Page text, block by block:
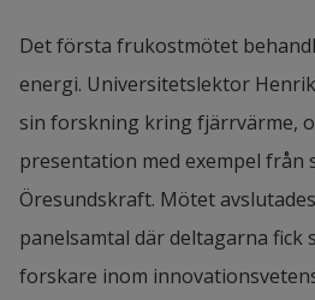
Det första frukostmötet
energi. Universitetslektor
sin forskning kring fjärrvärme,
presentation med exempel från
Öresundskraft. Mötet
panelsamtal där deltagarna fick
forskare inom